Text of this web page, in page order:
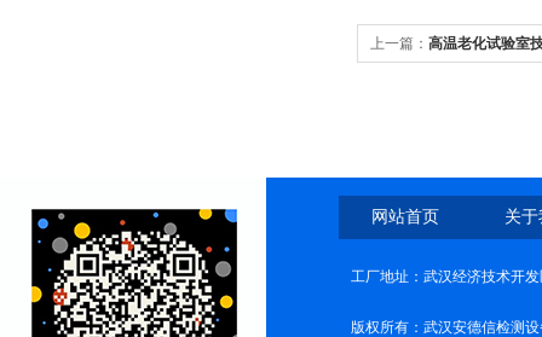
上一篇： 高温老化试验室
网站首页 关
工厂地址：武汉经济技术开
版权所有：武汉安德信检测